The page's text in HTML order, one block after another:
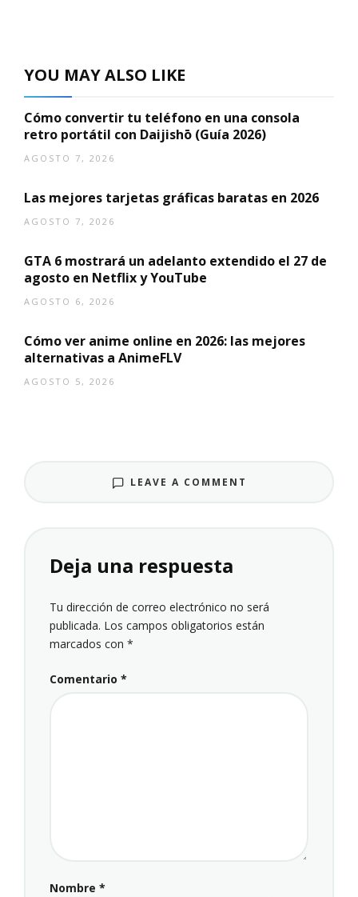
YOU MAY ALSO LIKE
Cómo convertir tu teléfono en una consola
retro portátil con Daijishō (Guía 2026)
AGOSTO 7, 2026
Las mejores tarjetas gráficas baratas en 2026
AGOSTO 7, 2026
GTA 6 mostrará un adelanto extendido el 27 de
agosto en Netflix y YouTube
AGOSTO 6, 2026
Cómo ver anime online en 2026: las mejores
alternativas a AnimeFLV
AGOSTO 5, 2026
LEAVE A COMMENT
Deja una respuesta
Tu dirección de correo electrónico no será
publicada. Los campos obligatorios están
marcados con *
Comentario *
Nombre *